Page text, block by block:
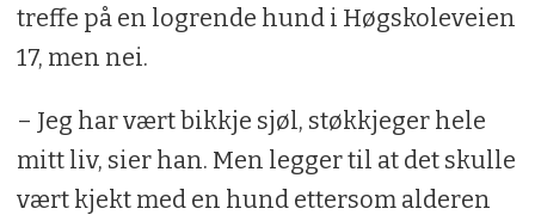
treffe på en logrende hund i Høgskoleveien
17, men nei.
– Jeg har vært bikkje sjøl, støkkjeger hele
mitt liv, sier han. Men legger til at det skulle
vært kjekt med en hund ettersom alderen